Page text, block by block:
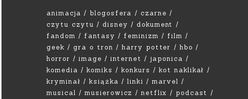
animacja blogosfera
czarne
czytu czytu
disney
dokument
fandom
fantasy feminizm
film
geek
gra o tron harry potter
hbo
horror
image internet
japonica
komedia
komiks konkurs
kot naklikał
kryminał
książka linki
marvel
musical
musierowicz netflix podcast